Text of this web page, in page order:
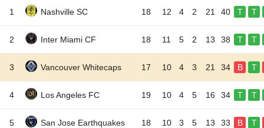
1 Nashville SC 18 12 4 2 21 40 T T
2 Inter Miami CF 18 11 5 2 13 38 T T
3 Vancouver Whitecaps 17 10 4 3 21 34 B T
4 Los Angeles FC 19 10 4 5 16 34 T T
5 San Jose Earthquakes 18 10 3 5 13 33 B T